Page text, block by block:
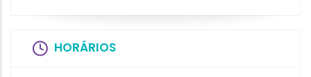
HORÁRIOS